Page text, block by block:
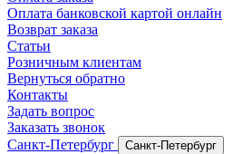
Оплата банковской картой онлайн
Возврат заказа
Статьи
Розничным клиентам
Вернуться обратно
Контакты
Задать вопрос
Заказать звонок
Санкт-Петербург
Санкт-Петербург